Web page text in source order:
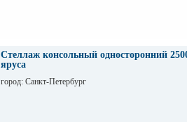
Стеллаж консольный односторонний
яруса
город: Санкт-Петербург